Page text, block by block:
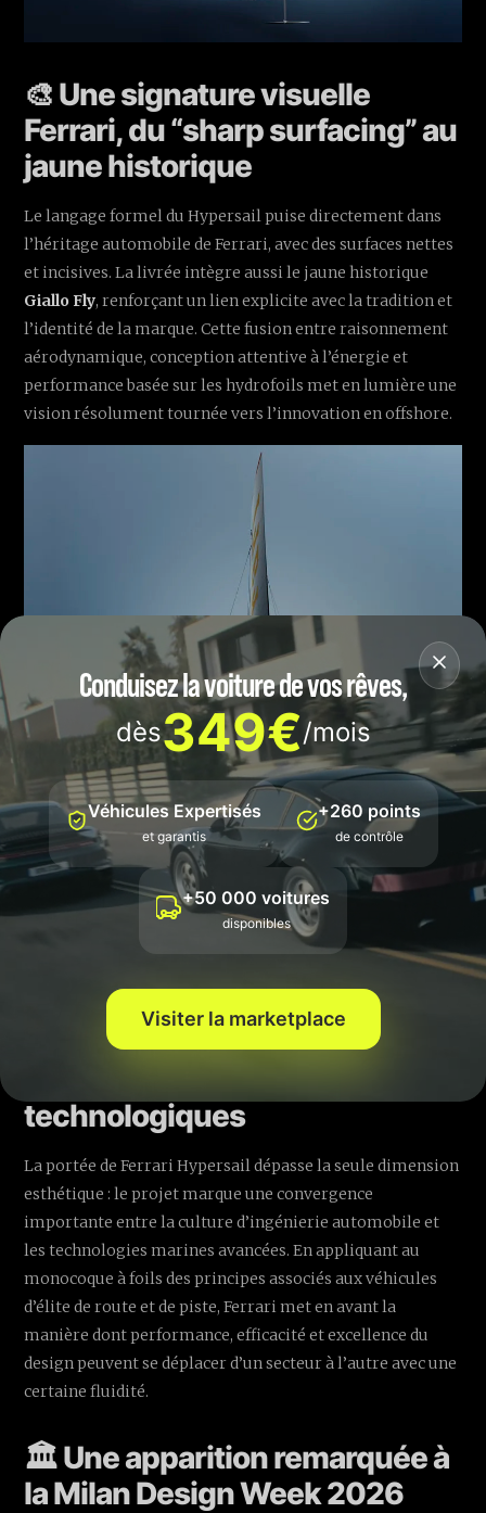
🎨 Une signature visuelle
Ferrari, du “sharp surfacing” au
jaune historique
Le langage formel du Hypersail puise directement dans
l’héritage automobile de Ferrari, avec des surfaces nettes
et incisives. La livrée intègre aussi le jaune historique
Giallo Fly, renforçant un lien explicite avec la tradition et
l’identité de la marque. Cette fusion entre raisonnement
aérodynamique, conception attentive à l’énergie et
performance basée sur les hydrofoils met en lumière une
vision résolument tournée vers l’innovation en offshore.
🌊 Au-delà du style : la
rencontre de deux cultures
technologiques
La portée de Ferrari Hypersail dépasse la seule dimension
esthétique : le projet marque une convergence
importante entre la culture d’ingénierie automobile et
les technologies marines avancées. En appliquant au
monocoque à foils des principes associés aux véhicules
d’élite de route et de piste, Ferrari met en avant la
manière dont performance, efficacité et excellence du
design peuvent se déplacer d’un secteur à l’autre avec une
certaine fluidité.
🏛️ Une apparition remarquée à
la Milan Design Week 2026
Conduisez la voiture de vos rêves,
dès349€/mois
Véhicules Expertisés
et garantis
+260 points
de contrôle
+50 000 voitures
disponibles
Visiter la marketplace